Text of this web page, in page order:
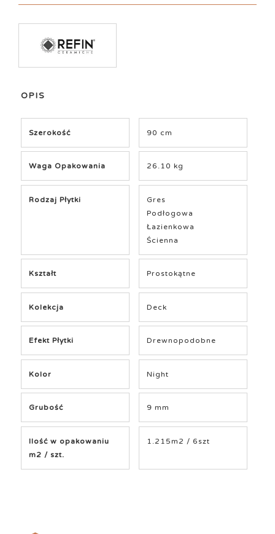
OPIS
Szerokość 90 cm
Waga Opakowania 26.10 kg
Rodzaj Płytki
Gres
Podłogowa
Łazienkowa
Ścienna
Kształt Prostokątne
Kolekcja Deck
Efekt Płytki Drewnopodobne
Kolor Night
Grubość 9 mm
Ilość w opakowaniu
m2 / szt.
1.215m2 / 6szt